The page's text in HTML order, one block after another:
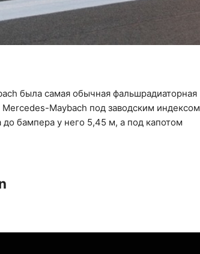
была самая обычная фальшрадиаторная
Maybach под заводским индексом
бампера у него 5,45 м, а под капотом